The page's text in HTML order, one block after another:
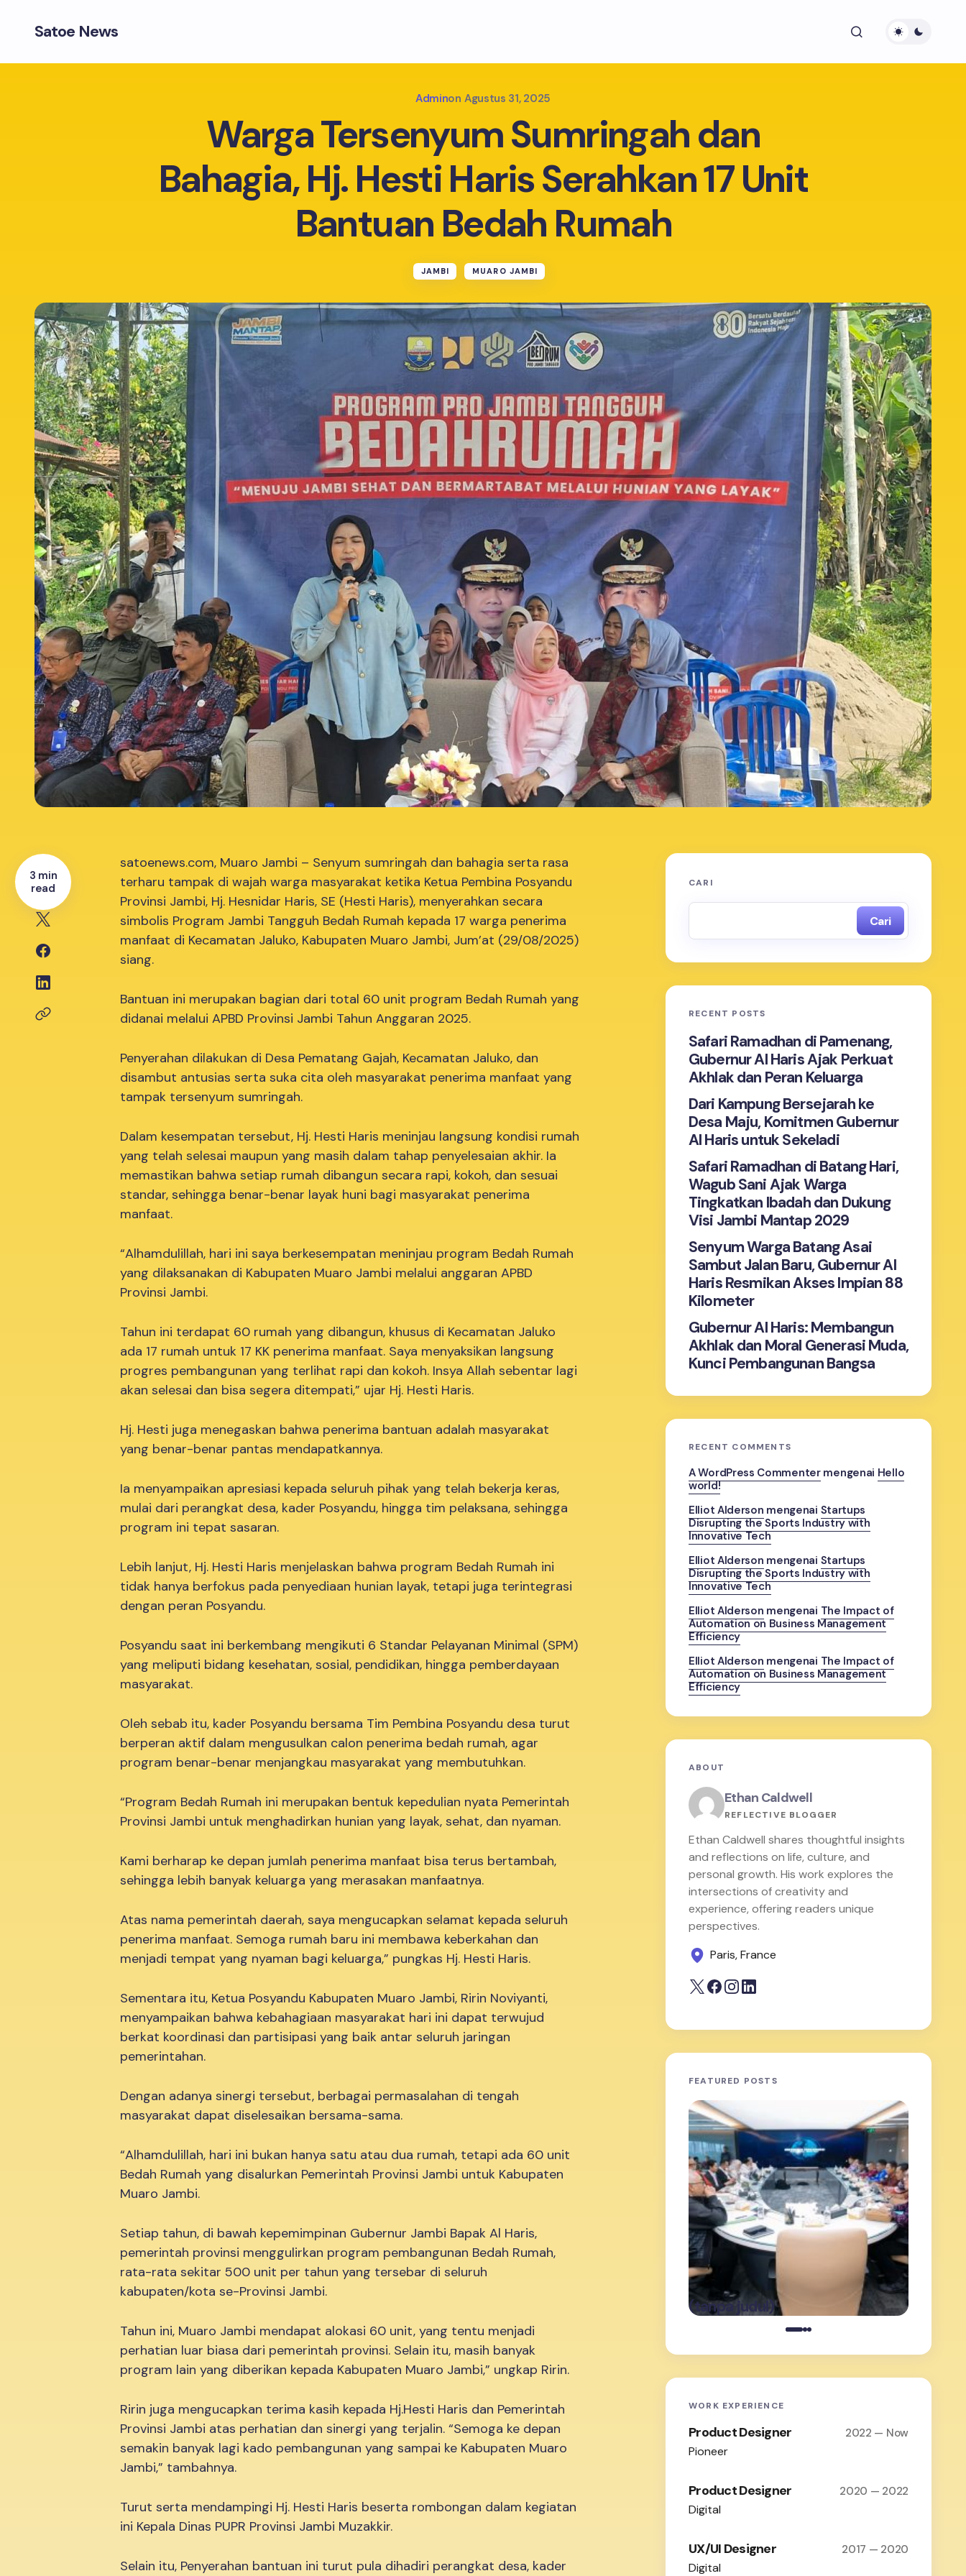
Satoe News
Adminon Agustus 31, 2025
Warga Tersenyum Sumringah dan
Bahagia, Hj. Hesti Haris Serahkan 17 Unit
Bantuan Bedah Rumah
JAMBI MUARO JAMBI
3 min
read
satoenews.com, Muaro Jambi – Senyum sumringah dan bahagia serta rasa
terharu tampak di wajah warga masyarakat ketika Ketua Pembina Posyandu
Provinsi Jambi, Hj. Hesnidar Haris, SE (Hesti Haris), menyerahkan secara
simbolis Program Jambi Tangguh Bedah Rumah kepada 17 warga penerima
manfaat di Kecamatan Jaluko, Kabupaten Muaro Jambi, Jum’at (29/08/2025)
siang.
Bantuan ini merupakan bagian dari total 60 unit program Bedah Rumah yang
didanai melalui APBD Provinsi Jambi Tahun Anggaran 2025.
Penyerahan dilakukan di Desa Pematang Gajah, Kecamatan Jaluko, dan
disambut antusias serta suka cita oleh masyarakat penerima manfaat yang
tampak tersenyum sumringah.
Dalam kesempatan tersebut, Hj. Hesti Haris meninjau langsung kondisi rumah
yang telah selesai maupun yang masih dalam tahap penyelesaian akhir. Ia
memastikan bahwa setiap rumah dibangun secara rapi, kokoh, dan sesuai
standar, sehingga benar-benar layak huni bagi masyarakat penerima
manfaat.
“Alhamdulillah, hari ini saya berkesempatan meninjau program Bedah Rumah
yang dilaksanakan di Kabupaten Muaro Jambi melalui anggaran APBD
Provinsi Jambi.
Tahun ini terdapat 60 rumah yang dibangun, khusus di Kecamatan Jaluko
ada 17 rumah untuk 17 KK penerima manfaat. Saya menyaksikan langsung
progres pembangunan yang terlihat rapi dan kokoh. Insya Allah sebentar lagi
akan selesai dan bisa segera ditempati,” ujar Hj. Hesti Haris.
Hj. Hesti juga menegaskan bahwa penerima bantuan adalah masyarakat
yang benar-benar pantas mendapatkannya.
Ia menyampaikan apresiasi kepada seluruh pihak yang telah bekerja keras,
mulai dari perangkat desa, kader Posyandu, hingga tim pelaksana, sehingga
program ini tepat sasaran.
Lebih lanjut, Hj. Hesti Haris menjelaskan bahwa program Bedah Rumah ini
tidak hanya berfokus pada penyediaan hunian layak, tetapi juga terintegrasi
dengan peran Posyandu.
Posyandu saat ini berkembang mengikuti 6 Standar Pelayanan Minimal (SPM)
yang meliputi bidang kesehatan, sosial, pendidikan, hingga pemberdayaan
masyarakat.
Oleh sebab itu, kader Posyandu bersama Tim Pembina Posyandu desa turut
berperan aktif dalam mengusulkan calon penerima bedah rumah, agar
program benar-benar menjangkau masyarakat yang membutuhkan.
“Program Bedah Rumah ini merupakan bentuk kepedulian nyata Pemerintah
Provinsi Jambi untuk menghadirkan hunian yang layak, sehat, dan nyaman.
Kami berharap ke depan jumlah penerima manfaat bisa terus bertambah,
sehingga lebih banyak keluarga yang merasakan manfaatnya.
Atas nama pemerintah daerah, saya mengucapkan selamat kepada seluruh
penerima manfaat. Semoga rumah baru ini membawa keberkahan dan
menjadi tempat yang nyaman bagi keluarga,” pungkas Hj. Hesti Haris.
Sementara itu, Ketua Posyandu Kabupaten Muaro Jambi, Ririn Noviyanti,
menyampaikan bahwa kebahagiaan masyarakat hari ini dapat terwujud
berkat koordinasi dan partisipasi yang baik antar seluruh jaringan
pemerintahan.
Dengan adanya sinergi tersebut, berbagai permasalahan di tengah
masyarakat dapat diselesaikan bersama-sama.
“Alhamdulillah, hari ini bukan hanya satu atau dua rumah, tetapi ada 60 unit
Bedah Rumah yang disalurkan Pemerintah Provinsi Jambi untuk Kabupaten
Muaro Jambi.
Setiap tahun, di bawah kepemimpinan Gubernur Jambi Bapak Al Haris,
pemerintah provinsi menggulirkan program pembangunan Bedah Rumah,
rata-rata sekitar 500 unit per tahun yang tersebar di seluruh
kabupaten/kota se-Provinsi Jambi.
Tahun ini, Muaro Jambi mendapat alokasi 60 unit, yang tentu menjadi
perhatian luar biasa dari pemerintah provinsi. Selain itu, masih banyak
program lain yang diberikan kepada Kabupaten Muaro Jambi,” ungkap Ririn.
Ririn juga mengucapkan terima kasih kepada Hj.Hesti Haris dan Pemerintah
Provinsi Jambi atas perhatian dan sinergi yang terjalin. “Semoga ke depan
semakin banyak lagi kado pembangunan yang sampai ke Kabupaten Muaro
Jambi,” tambahnya.
Turut serta mendampingi Hj. Hesti Haris beserta rombongan dalam kegiatan
ini Kepala Dinas PUPR Provinsi Jambi Muzakkir.
Selain itu, Penyerahan bantuan ini turut pula dihadiri perangkat desa, kader
CARI
Cari
RECENT POSTS
Safari Ramadhan di Pamenang,
Gubernur Al Haris Ajak Perkuat
Akhlak dan Peran Keluarga
Dari Kampung Bersejarah ke
Desa Maju, Komitmen Gubernur
Al Haris untuk Sekeladi
Safari Ramadhan di Batang Hari,
Wagub Sani Ajak Warga
Tingkatkan Ibadah dan Dukung
Visi Jambi Mantap 2029
Senyum Warga Batang Asai
Sambut Jalan Baru, Gubernur Al
Haris Resmikan Akses Impian 88
Kilometer
Gubernur Al Haris: Membangun
Akhlak dan Moral Generasi Muda,
Kunci Pembangunan Bangsa
RECENT COMMENTS
A WordPress Commentermengenai Hello
world!
Elliot Alderson mengenai Startups
Disrupting the Sports Industry with
Innovative Tech
Elliot Alderson mengenai Startups
Disrupting the Sports Industry with
Innovative Tech
Elliot Alderson mengenai The Impact of
Automation on Business Management
Efficiency
Elliot Alderson mengenai The Impact of
Automation on Business Management
Efficiency
ABOUT
Ethan Caldwell
REFLECTIVE BLOGGER
Ethan Caldwell shares thoughtful insights
and reflections on life, culture, and
personal growth. His work explores the
intersections of creativity and
experience, offering readers unique
perspectives.
Paris, France
FEATURED POSTS
(tanpa judul)
oleh Admin
Februari 19,
WORK EXPERIENCE
Product Designer 2022 — Now
Pioneer
Product Designer 2020 — 2022
Digital
UX/UI Designer 2017 — 2020
Digital